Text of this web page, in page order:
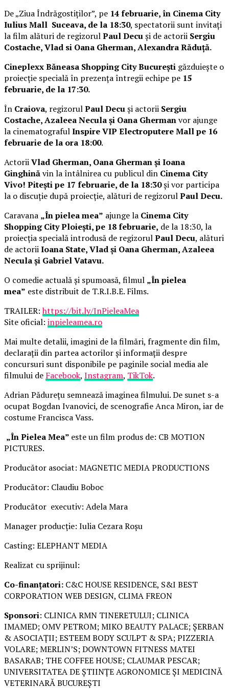
De „Ziua Îndrăgostiților”, pe 14 februarie, în Cinema City
Iulius Mall Suceava, de la 18:30, spectatorii sunt invitați
la film alături de regizorulPaul Decuși de actorii Sergiu
Costache, Vlad si Oana Gherman, Alexandra Răduță.
Cineplexx Băneasa Shopping City București găzduiește o
proiecție specială în prezența întregii echipe pe 15
februarie, de la 17:30.
În Craiova, regizorulPaul Decuși actorii Sergiu
Costache, Azaleea Necula și Oana Ghermanvor ajunge
la cinematografulInspire VIP Electroputere Mall pe 16
februarie de la ora 18:00.
ActoriiVlad Gherman, Oana Gherman și Ioana
Ginghinăvin la întâlnirea cu publicul din Cinema City
Vivo! Pitești pe 17 februarie, de la 18:30și vor participa
la o discuție după proiecție, alături de regizorulPaul Decu.
Caravana „În pielea mea” ajunge la Cinema City
Shopping City Ploiești, pe 18 februarie, de la 18:30, la
proiecția specială introdusă de regizorulPaul Decu, alături
de actoriiIoana State, Vlad și Oana Gherman, Azaleea
Necula și Gabriel Vatavu.
O comedie actuală și spumoasă, filmul „În pielea
mea” este distribuit de T.R.I.B.E. Films.
TRAILER:https://bit.ly/InPieleaMea
Site oficial: inpieleamea.ro
Mai multe detalii, imagini de la filmări, fragmente din film,
declarații din partea actorilor și informații despre
concursuri sunt disponibile pe paginile social media ale
filmului de Facebook, Instagram, TikTok.
Adrian Pădurețu semnează imaginea filmului. De sunet s-a
ocupat Bogdan Ivanovici, de scenografie Anca Miron, iar de
costume Francisca Vass.
„În Pielea Mea” este un film produs de: CB MOTION
PICTURES.
Producător asociat: MAGNETIC MEDIA PRODUCTIONS
Producător: Claudiu Boboc
Producător executiv: Adela Mara
Manager producție: Iulia Cezara Roșu
Casting: ELEPHANT MEDIA
Realizat cu sprijinul:
Co-finanțatori: C&C HOUSE RESIDENCE, S&I BEST
CORPORATION WEB DESIGN, CLIMA FREON
Sponsori: CLINICA RMN TINERETULUI; CLINICA
IMAMED; OMV PETROM; MIKO BEAUTY PALACE; ȘERBAN
& ASOCIAȚII; ESTEEM BODY SCULPT & SPA; PIZZERIA
VOLARE; MERLIN’S; DOWNTOWN FITNESS MATEI
BASARAB; THE COFFEE HOUSE; CLAUMAR PESCAR;
UNIVERSITATEA DE ȘTIINȚE AGRONOMICE ȘI MEDICINĂ
VETERINARĂ BUCUREȘTI